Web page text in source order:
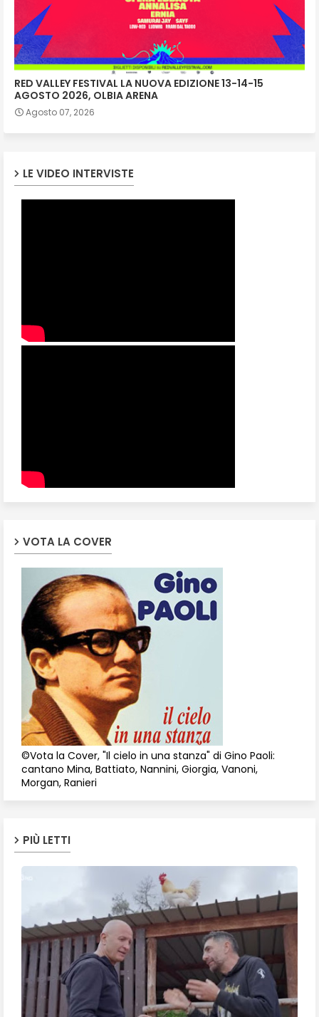
RED VALLEY FESTIVAL LA NUOVA EDIZIONE 13-14-15
AGOSTO 2026, OLBIA ARENA
Agosto 07, 2026
LE VIDEO INTERVISTE
VOTA LA COVER
©Vota la Cover, "Il cielo in una stanza" di Gino Paoli:
cantano Mina, Battiato, Nannini, Giorgia, Vanoni,
Morgan, Ranieri
PIÙ LETTI